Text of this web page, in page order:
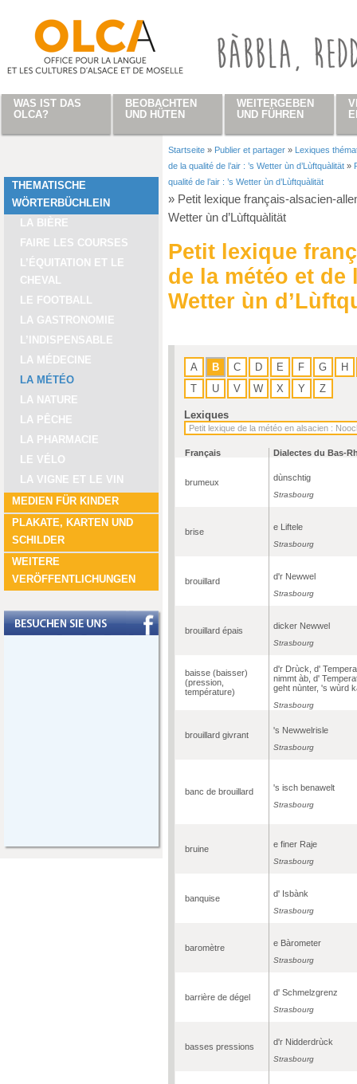
THEMATISCHE
WÖRTERBÜCHLEIN
LA BIÈRE
FAIRE LES COURSES
L’ÉQUITATION ET LE
CHEVAL
LE FOOTBALL
LA GASTRONOMIE
L’INDISPENSABLE
LA MÉDECINE
LA MÉTÉO
LA NATURE
LA PÊCHE
LA PHARMACIE
LE VÉLO
LA VIGNE ET LE VIN
MEDIEN FÜR KINDER
PLAKATE, KARTEN UND
SCHILDER
WEITERE
VERÖFFENTLICHUNGEN
Sie sind hier
Startseite » Publier et partager » Lexiques
de la qualité de l’air : ’s Wetter ùn d’Lùftquàlität »
qualité de l’air : ’s Wetter ùn d’Lùftquàlität
» Petit lexique français-alsacien-
Wetter ùn d’Lùftquàlität
Petit lexique
de la météo et de
Wetter ùn
A B C D E F G
H
T
U V W X Y Z
Lexiques
Français Dialectes du Bas-
brumeux dùnschtig
Strasbourg
brise e Liftele
Strasbourg
brouillard d'r Newwel
Strasbourg
brouillard épais dicker Newwel
Strasbourg
baisse (baisser)
(pression,
température)
d'r Drùck, d'
nimmt àb, d'
geht nùnter, 's wùrd
Strasbourg
brouillard givrant 's Newwelrisle
Strasbourg
banc de brouillard 's isch benawelt
Strasbourg
bruine e finer Raje
Strasbourg
banquise d' Isbànk
Strasbourg
baromètre e Bàrometer
Strasbourg
barrière de dégel d' Schmelzgrenz
Strasbourg
basses pressions d'r Nidderdrùck
Strasbourg
WAS IST DAS
OLCA?
BEOBACHTEN
UND HÜTEN
WEITERGEBEN
UND FÜHREN